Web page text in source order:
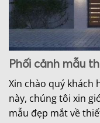
Phối cảnh mẫu
Xin chào quý khách
này, chúng tôi xin
mẫu đẹp mắt về